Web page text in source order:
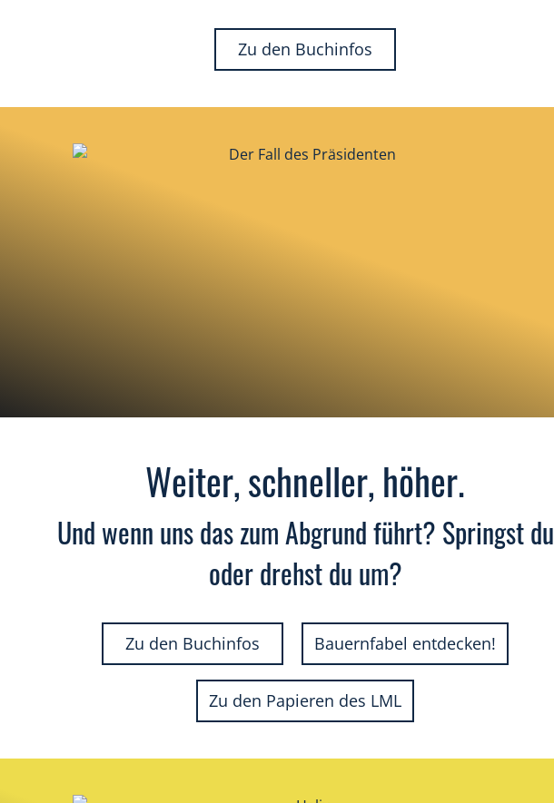
Zu den Buchinfos
Weiter, schneller, höher.
Und wenn uns das zum Abgrund führt? Springst du
oder drehst du um?
Zu den Buchinfos Bauernfabel entdecken!
Zu den Papieren des LML